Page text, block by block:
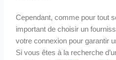
Cependant, comme pour tout
important de choisir un
votre connexion pour garantir
Si vous êtes à la recherche